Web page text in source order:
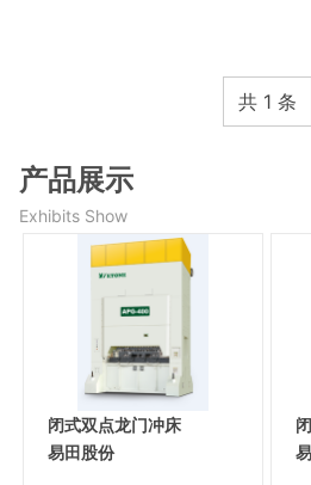
共 1 条
产品展示
Exhibits Show
闭式双点龙门冲床
易田股份